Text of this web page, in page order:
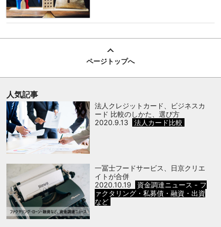
ページトップへ
人気記事
法人クレジットカード、ビジネスカ
ード 比較のしかた、選び方
2020.9.13
法人カード比較
一冨士フードサービス、日京クリエ
イトが合併
2020.10.19
資金調達ニュース - フ
ァクタリング・私募債・融資・出資
など